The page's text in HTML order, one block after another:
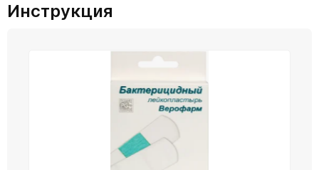
Инструкция